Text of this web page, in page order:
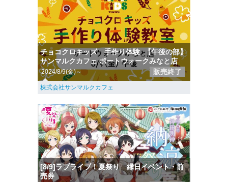
チョコクロキッズ 手作り体験_【午後の部】
サンマルクカフェ ポートウォークみなと店
2024/8/9(金)～ 販売終了
株式会社サンマルクカフェ
[8/9]ラブライブ！夏祭り 縁日イベント・前
売券